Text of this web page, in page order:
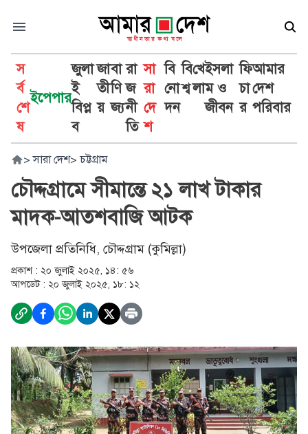
স
র্ব
শে
ষ
ইপেপার
জুলা
ই
বিপ্ল
ব
জা
তী
য়
বা
ণি
জ্য
রা
জ
নী
তি
সা
রা
দে
শ
বি
নো
দন
বি
শ্ব
খে
লা
ইসলা
ম ও
জীবন
ফি
চা
র
আমার
দেশ
পরিবার
> সারা দেশ> চট্টগ্রাম
চৌদ্দগ্রামে সীমান্তে ২১ লাখ টাকার
মাদক-আতশবাজি আটক
উপজেলা প্রতিনিধি, চৌদ্দগ্রাম (কুমিল্লা)
প্রকাশ : ২০ জুলাই ২০২৫, ১৪: ৫৬
আপডেট : ২০ জুলাই ২০২৫, ১৮: ১২